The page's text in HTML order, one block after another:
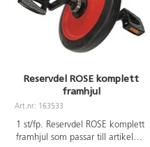
Reservdel ROSE komplett
framhjul
Art.nr: 163533
1 st/fp. Reservdel ROSE komplett
framhjul som passar till artikel